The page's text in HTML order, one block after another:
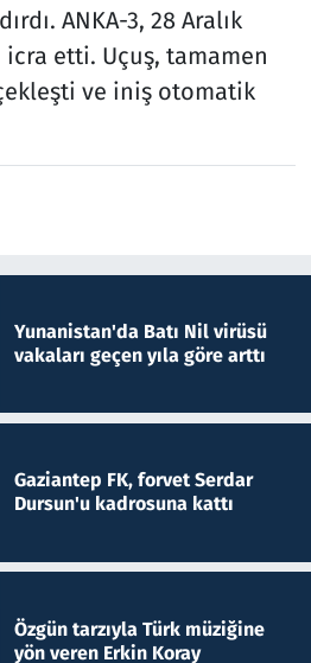
ANKA-3, 28 Aralık
etti. Uçuş, tamamen
ve iniş otomatik
Yunanistan'da Batı Nil virüsü
vakaları geçen yıla göre arttı
Gaziantep FK, forvet Serdar
Dursun'u kadrosuna kattı
Özgün tarzıyla Türk müziğine
yön veren Erkin Koray